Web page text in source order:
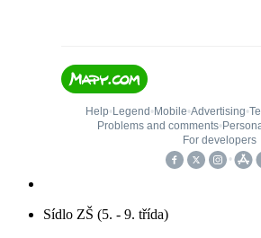
Sídlo ZŠ (5. - 9. třída)